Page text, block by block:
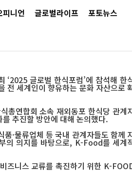
피니언 글로벌라이프 포토뉴스
‘2025 글로벌 한식포럼’에 참석해 한
전 세계인이 향유하는 문화 자산으로
총연합회 소속 재외동포 한식당 관계
추진할 방안에 대해 논의했다.
·물류업체 등 국내 관계자들도 함께
의 의지를 바탕으로, K-Food를 세계
즈니스 교류를 촉진하기 위한 K-